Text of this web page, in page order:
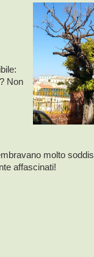
Non
molto
affascinati!